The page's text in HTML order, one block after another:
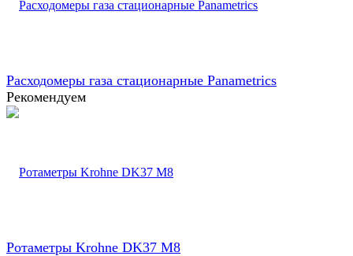
Расходомеры газа стационарные Panametrics
Рекомендуем
Ротаметры Krohne DK37 M8